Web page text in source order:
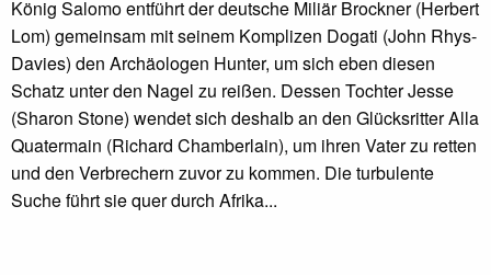
König Salomo entführt der deutsche Miliär Brockner (Herbert
Lom) gemeinsam mit seinem Komplizen Dogati (John Rhys-
Davies) den Archäologen Hunter, um sich eben diesen
Schatz unter den Nagel zu reißen. Dessen Tochter Jesse
(Sharon Stone) wendet sich deshalb an den Glücksritter Alla
Quatermain (Richard Chamberlain), um ihren Vater zu retten
und den Verbrechern zuvor zu kommen. Die turbulente
Suche führt sie quer durch Afrika...